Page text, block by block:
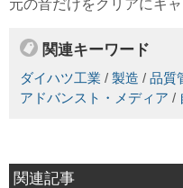
元の音だけをクリアにキ
関連キーワード
ダイハツ工業 / 製造 / 品質
アドバンスト・メディア /
関連記事